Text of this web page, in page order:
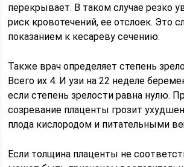
перекрывает. В таком случае резко
риск кровотечений, ее отслоек. Это
показанием к кесареву сечению.
Также врач определяет степень
Всего их 4. И узи на 22 неделе
если степень зрелости равна нулю.
созревание плаценты грозит
плода кислородом и питательными
Если толщина плаценты не